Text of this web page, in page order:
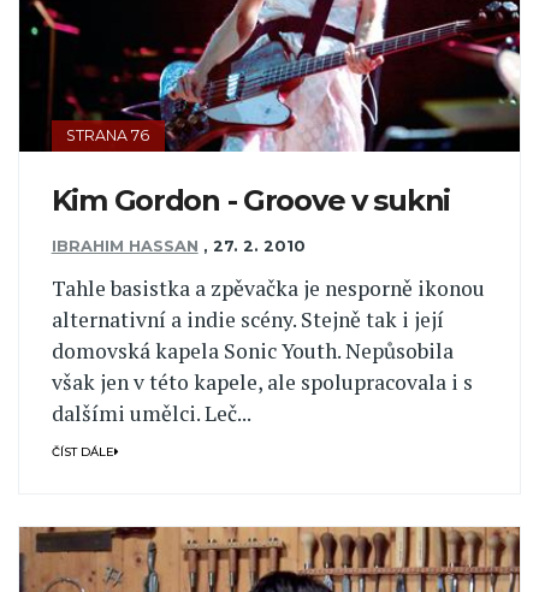
STRANA 76
Kim Gordon - Groove v sukni
IBRAHIM HASSAN , 27. 2. 2010
Tahle basistka a zpěvačka je nesporně ikonou
alternativní a indie scény. Stejně tak i její
domovská kapela Sonic Youth. Nepůsobila
však jen v této kapele, ale spolupracovala i s
dalšími umělci. Leč...
ČÍST DÁLE